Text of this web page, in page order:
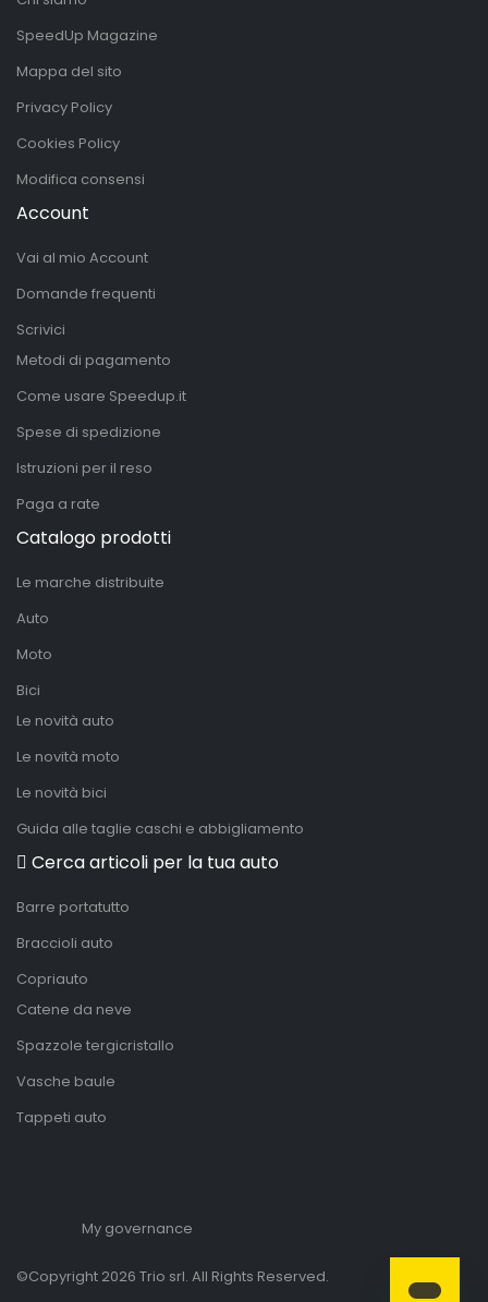
SpeedUp Magazine
Mappa del sito
Privacy Policy
Cookies Policy
Modifica consensi
Account
Vai al mio Account
Domande frequenti
Scrivici
Metodi di pagamento
Come usare Speedup.it
Spese di spedizione
Istruzioni per il reso
Paga a rate
Catalogo prodotti
Le marche distribuite
Auto
Moto
Bici
Le novità auto
Le novità moto
Le novità bici
Guida alle taglie caschi e abbigliamento
Cerca articoli per la tua auto
Barre portatutto
Braccioli auto
Copriauto
Catene da neve
Spazzole tergicristallo
Vasche baule
Tappeti auto
My governance
©Copyright 2026 Trio srl. All Rights Reserved.